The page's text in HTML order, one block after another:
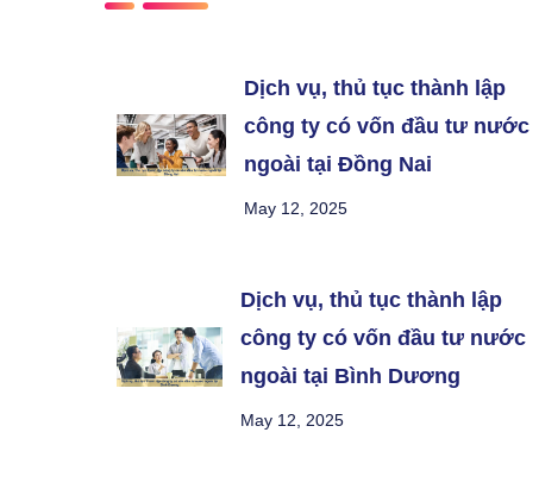
Dịch vụ, thủ tục thành lập
công ty có vốn đầu tư nước
ngoài tại Đồng Nai
May 12, 2025
Dịch vụ, thủ tục thành lập
công ty có vốn đầu tư nước
ngoài tại Bình Dương
May 12, 2025